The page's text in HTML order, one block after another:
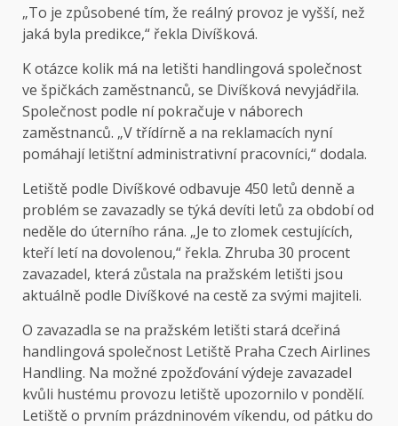
„To je způsobené tím, že reálný provoz je vyšší, než
jaká byla predikce,“ řekla Divíšková.
K otázce kolik má na letišti handlingová společnost
ve špičkách zaměstnanců, se Divíšková nevyjádřila.
Společnost podle ní pokračuje v náborech
zaměstnanců. „V třídírně a na reklamacích nyní
pomáhají letištní administrativní pracovníci,“ dodala.
Letiště podle Divíškové odbavuje 450 letů denně a
problém se zavazadly se týká devíti letů za období od
neděle do úterního rána. „Je to zlomek cestujících,
kteří letí na dovolenou,“ řekla. Zhruba 30 procent
zavazadel, která zůstala na pražském letišti jsou
aktuálně podle Divíškové na cestě za svými majiteli.
O zavazadla se na pražském letišti stará dceřiná
handlingová společnost Letiště Praha Czech Airlines
Handling. Na možné zpožďování výdeje zavazadel
kvůli hustému provozu letiště upozornilo v pondělí.
Letiště o prvním prázdninovém víkendu, od pátku do